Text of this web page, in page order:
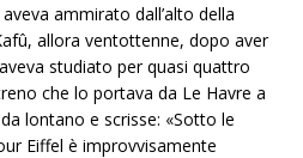
ammirato dall’alto della
allora ventottenne, dopo aver
studiato per quasi quattro
che lo portava da Le Havre a
lontano e scrisse: «Sotto le
Eiffel è improvvisamente